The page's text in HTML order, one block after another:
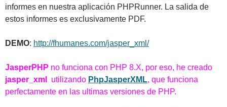
informes en nuestra aplicación PHPRunner. La salida de
estos informes es exclusivamente PDF.
DEMO: http://fhumanes.com/jasper_xml/
JasperPHP no funciona con PHP 8.X, por eso, he creado
jasper_xml
utilizando PhpJasperXML, que funciona
perfectamente en las ultimas versiones de PHP.